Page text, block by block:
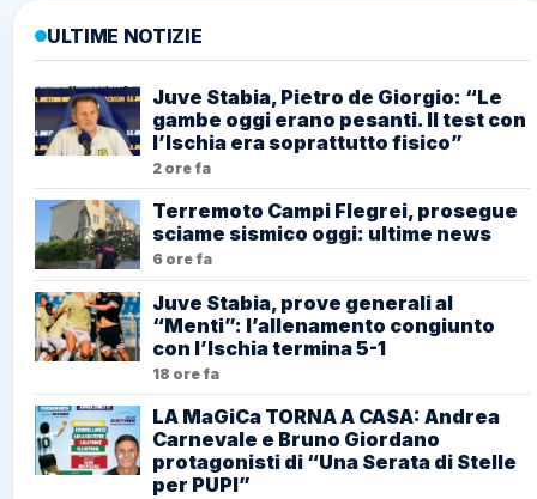
ULTIME NOTIZIE
Juve Stabia, Pietro de Giorgio: “Le
gambe oggi erano pesanti. Il test con
l’Ischia era soprattutto fisico”
2 ore fa
Terremoto Campi Flegrei, prosegue
sciame sismico oggi: ultime news
6 ore fa
Juve Stabia, prove generali al
“Menti”: l’allenamento congiunto
con l’Ischia termina 5-1
18 ore fa
LA MaGiCa TORNA A CASA: Andrea
Carnevale e Bruno Giordano
protagonisti di “Una Serata di Stelle
per PUPI”